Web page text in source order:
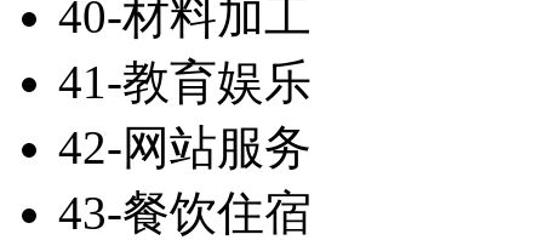
40-材料加工
41-教育娱乐
42-网站服务
43-餐饮住宿